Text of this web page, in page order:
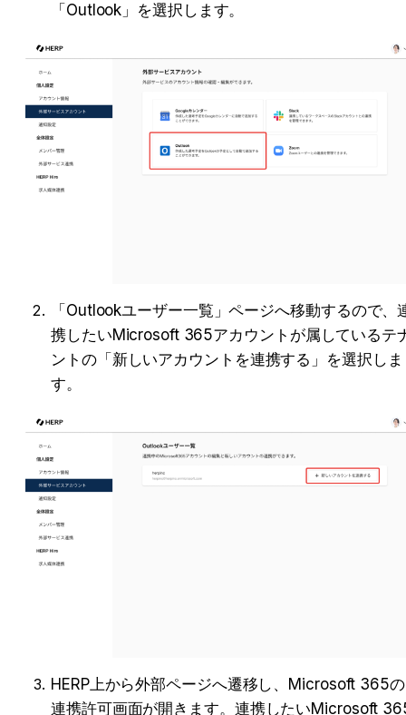
「Outlook」を選択します。
「Outlookユーザー一覧」ページへ移動するので、
携したいMicrosoft 365アカウントが属しているテ
ントの「新しいアカウントを連携する」を選択しま
す。
HERP上から外部ページへ遷移し、Microsoft 365の
連携許可画面が開きます。連携したいMicrosoft